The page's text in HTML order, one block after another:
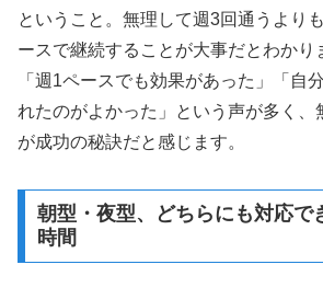
ということ。無理して週3回通うより
ースで継続することが大事だとわかり
「週1ペースでも効果があった」「自
れたのがよかった」という声が多く、
が成功の秘訣だと感じます。
朝型・夜型、どちらにも対応で
時間